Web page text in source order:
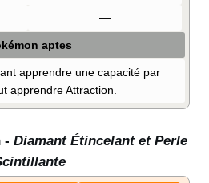
—
aptes
apprendre une capacité par
apprendre Attraction.
- Diamant Étincelant et Perle